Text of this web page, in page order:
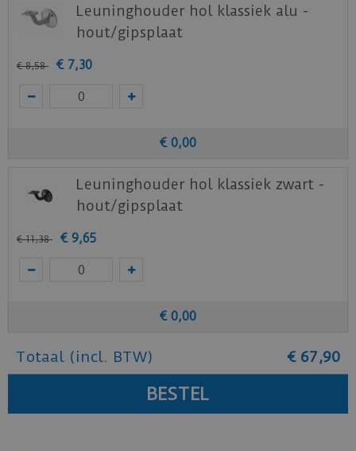
Leuninghouder hol klassiek alu -
hout/gipsplaat
€ 8,58 € 7,30
€ 0,00
Leuninghouder hol klassiek zwart -
hout/gipsplaat
€ 11,38 € 9,65
€ 0,00
Totaal (incl. BTW) € 67,90